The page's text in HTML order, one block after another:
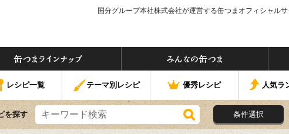
国分グループ本社株式会社が運営する缶つまオフィシャルサ
」ってなぁに？ 缶つまラインナップ みん
缶つま
レシピ一覧
テーマ別レシピ 優秀レシピ 人気ラ
を探す 条件選択